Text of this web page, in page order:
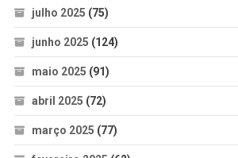
julho 2025 (75)
junho 2025 (124)
maio 2025 (91)
abril 2025 (72)
março 2025 (77)